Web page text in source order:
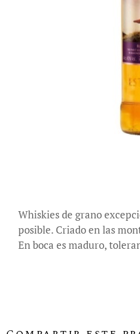
Whiskies de grano
posible. Criado en las
En boca es maduro,